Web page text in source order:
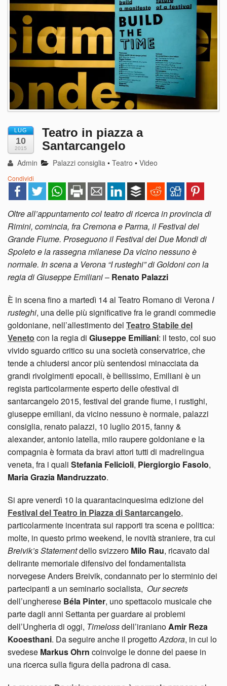
LUG
10
2015
Teatro in piazza a
Santarcangelo
Admin Palazzi consiglia •Teatro •Video
Condividi
Oltre all’appuntamento col teatro di ricerca in provincia di
Rimini, comincia, fra Cremona e Parma, il Festival del
Grande Fiume. Proseguono il Festival dei Due Mondi di
Spoleto e la rassegna milanese Da vicino nessuno è
normale. In scena a Verona “I rusteghi” di Goldoni con la
regia di Giuseppe Emiliani– Renato Palazzi
È in scena fino a martedì 14 al Teatro Romano di Verona I
rusteghi, una delle più significative fra le grandi commedie
goldoniane, nell’allestimento del Teatro Stabile del
Veneto con la regia di Giuseppe Emiliani: il testo, col suo
vivido sguardo critico su una società conservatrice, che
tende a chiudersi ancor più sentendosi minacciata da
grandi rivolgimenti epocali, è bellissimo, Emiliani è un
regista particolarmente esperto delle ofestival di
santarcangelo 2015, festival del grande fiume, i rustighi,
giuseppe emiliani, da vicino nessuno è normale, palazzi
consiglia, renato palazzi, 10 luglio 2015, fanny &
alexander, antonio latella, milo raupere goldoniane e la
compagnia è formata da bravi attori tutti di madrelingua
veneta, fra i quali Stefania Felicioli, Piergiorgio Fasolo,
Maria Grazia Mandruzzato.
Si apre venerdì 10 la quarantacinquesima edizione del
Festival del Teatro in Piazza di Santarcangelo,
particolarmente incentrata sui rapporti tra scena e politica:
molte, in questo primo weekend, le novità straniere, tra cui
Breivik’s Statementdello svizzero Milo Rau, ricavato dal
delirante memoriale difensivo del fondamentalista
norvegese Anders Breivik, condannato per lo sterminio dei
partecipanti a un seminario socialista, Our secrets
dell’ungherese Béla Pinter, uno spettacolo musicale che
parte dagli anni Settanta per guardare ai problemi
dell’Ungheria di oggi, Timelossdell’iranianoAmir Reza
Kooesthani. Da seguire anche il progettoAzdora, in cui lo
svedese Markus Ohrn coinvolge le donne del paese in
una ricerca sulla figura della padrona di casa.